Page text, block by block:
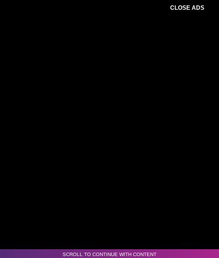
CLOSE ADS
SCROLL TO CONTINUE WITH CONTENT